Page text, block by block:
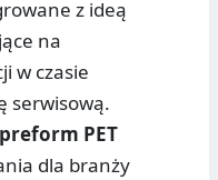
z ideą
na
w czasie
serwisową.
PET
dla branży